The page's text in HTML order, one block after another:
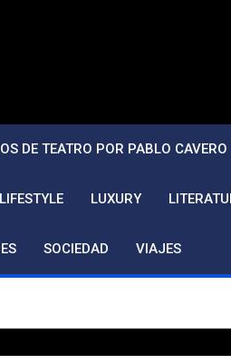
DE TEATRO POR PABLO CAVERO
LIFESTYLE LUXURY
SOCIEDAD VIAJES